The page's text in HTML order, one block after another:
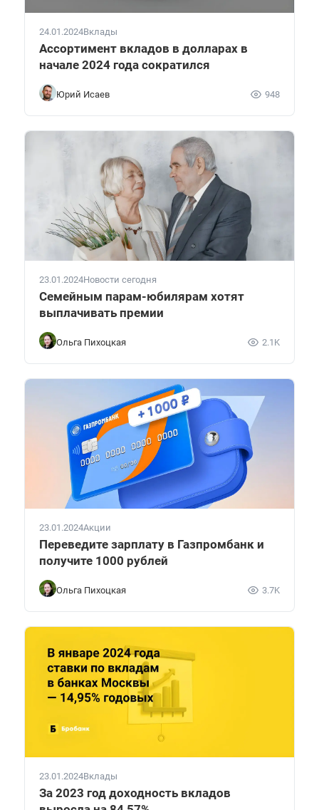
24.01.2024Вклады
Ассортимент вкладов в долларах в
начале 2024 года сократился
Юрий Исаев 948
23.01.2024Новости сегодня
Семейным парам-юбилярам хотят
выплачивать премии
Ольга Пихоцкая 2.1K
23.01.2024Акции
Переведите зарплату в Газпромбанк и
получите 1000 рублей
Ольга Пихоцкая 3.7K
23.01.2024Вклады
За 2023 год доходность вкладов